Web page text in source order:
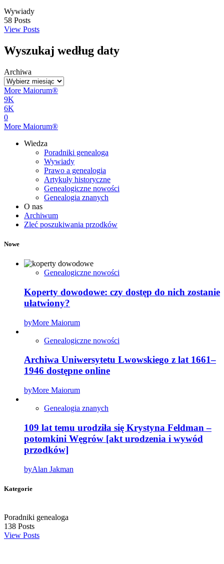
Wywiady
58 Posts
View Posts
Wyszukaj według daty
Archiwa
More Maiorum®
9K
6K
0
More Maiorum®
Wiedza
Poradniki genealoga
Wywiady
Prawo a genealogia
Artykuły historyczne
Genealogiczne nowości
Genealogia znanych
O nas
Archiwum
Zleć poszukiwania przodków
Nowe
Genealogiczne nowości
Koperty dowodowe: czy dostęp do nich zostanie
ułatwiony?
byMore Maiorum
Genealogiczne nowości
Archiwa Uniwersytetu Lwowskiego z lat 1661–
1946 dostępne online
byMore Maiorum
Genealogia znanych
109 lat temu urodziła się Krystyna Feldman –
potomkini Węgrów [akt urodzenia i wywód
przodków]
byAlan Jakman
Kategorie
Poradniki genealoga
138 Posts
View Posts